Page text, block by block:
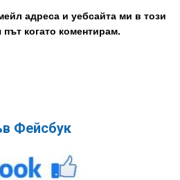
адреса и уебсайта ми в този
когато коментирам.
Фейсбук